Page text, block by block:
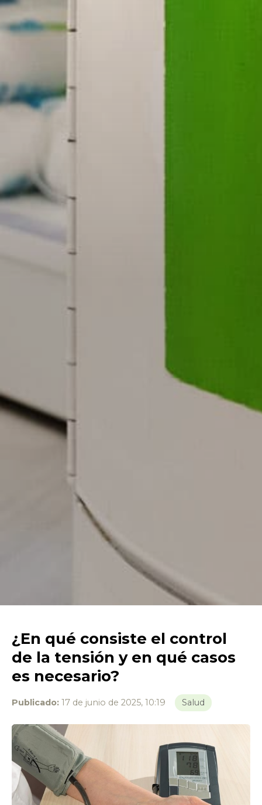
¿En qué consiste el control
de la tensión y en qué casos
es necesario?
Publicado: 17 de junio de 2025, 10:19 Salud